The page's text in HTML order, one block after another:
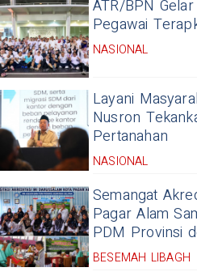
ATR/BPN
Pegawai
NASIONAL
Layani
Nusron
Pertanahan
NASIONAL
Semangat
Pagar Alam
PDM Provinsi
BESEMAH LIBAGH